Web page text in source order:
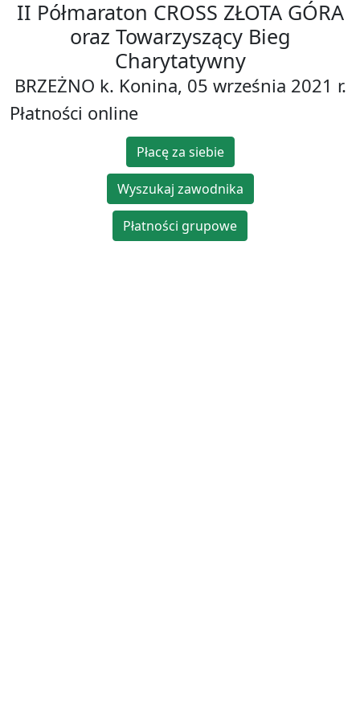
II Półmaraton CROSS ZŁOTA GÓRA
oraz Towarzyszący Bieg
Charytatywny
BRZEŻNO k. Konina, 05 września 2021 r.
Płatności online